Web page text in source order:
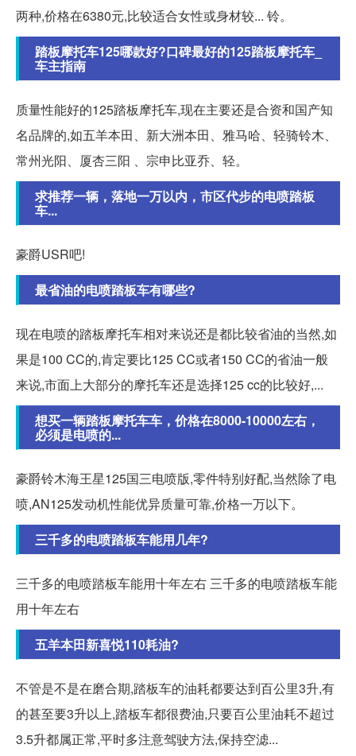
两种,价格在6380元,比较适合女性或身材较... 铃。
踏板摩托车125哪款好?口碑最好的125踏板摩托车_
车主指南
质量性能好的125踏板摩托车,现在主要还是合资和国产知
名品牌的,如五羊本田、新大洲本田、雅马哈、轻骑铃木、
常州光阳、厦杏三阳 、宗申比亚乔、轻。
求推荐一辆，落地一万以内，市区代步的电喷踏板
车...
豪爵USR吧!
最省油的电喷踏板车有哪些?
现在电喷的踏板摩托车相对来说还是都比较省油的当然,如
果是100 CC的,肯定要比125 CC或者150 CC的省油一般
来说,市面上大部分的摩托车还是选择125 cc的比较好,...
想买一辆踏板摩托车车，价格在8000-10000左右，
必须是电喷的...
豪爵铃木海王星125国三电喷版,零件特别好配,当然除了电
喷,AN125发动机性能优异质量可靠,价格一万以下。
三千多的电喷踏板车能用几年?
三千多的电喷踏板车能用十年左右 三千多的电喷踏板车能
用十年左右
五羊本田新喜悦110耗油?
不管是不是在磨合期,踏板车的油耗都要达到百公里3升,有
的甚至要3升以上,踏板车都很费油,只要百公里油耗不超过
3.5升都属正常,平时多注意驾驶方法,保持空滤...